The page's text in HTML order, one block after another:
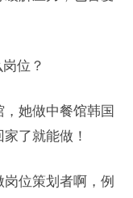
位？
她做中餐馆韩国
了就能做！
位策划者啊，例